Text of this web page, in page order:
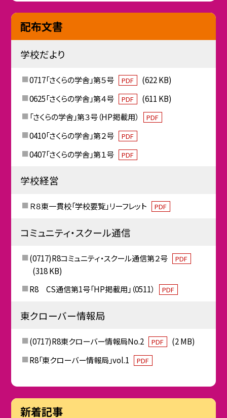
配布文書
学校だより
0717「さくらの学舎」第５号 PDF
(622 KB)
0625「さくらの学舎」第４号
PDF
(611 KB)
「さくらの学舎」第３号（HP掲載用）
PDF
0410「さくらの学舎」第２号 PDF
0407「さくらの学舎」第１号 PDF
学校経営
Ｒ８東一貫校「学校要覧」リーフレット PDF
コミュニティ・スクール通信
(0717)R8コミュニティ・スクール通信第２号 PDF
(318 KB)
R8 CS通信第1号「HP掲載用」（0511）
PDF
東クローバー情報局
(0717)R8東クローバー情報局No.2 PDF
(2 MB)
R8「東クローバー情報局」vol.1
PDF
新着記事